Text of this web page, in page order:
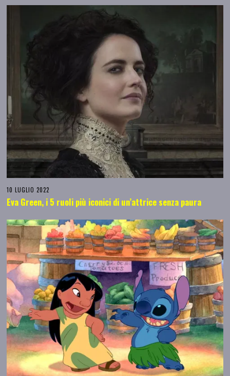
10 LUGLIO 2022
Eva Green, i 5 ruoli più iconici di un’attrice senza paura